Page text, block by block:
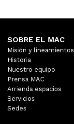
SOBRE EL MAC
Misión y lineamientos
Historia
Nuestro equipo
Prensa MAC
Arrienda espacios
Servicios
Sedes